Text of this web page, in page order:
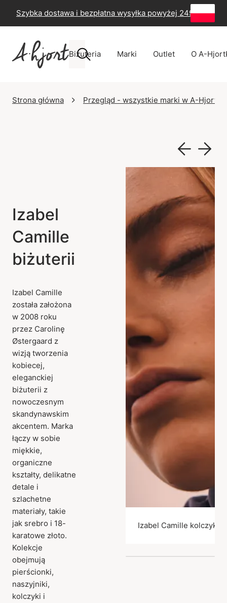
Szybka dostawa i bezpłatna wysyłka powyżej 249 zł -
Biżuteria Marki Outlet O A-Hjort
Strona główna Przegląd - wszystkie marki w A-Hjort
Izabel
Camille
biżuterii
Izabel Camille
została założona
w 2008 roku
przez Carolinę
Østergaard z
wizją tworzenia
kobiecej,
eleganckiej
biżuterii z
nowoczesnym
skandynawskim
akcentem. Marka
łączy w sobie
miękkie,
organiczne
kształty, delikatne
detale i
szlachetne
materiały, takie
jak srebro i 18-
karatowe złoto.
Kolekcje
obejmują
pierścionki,
naszyjniki,
kolczyki i
Izabel Camille kolczyki